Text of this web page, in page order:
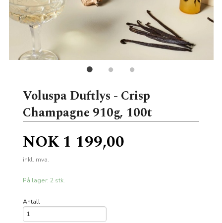
Voluspa Duftlys - Crisp
Champagne 910g, 100t
Pris
NOK1 199,00
inkl. mva.
På lager: 2 stk.
Antall